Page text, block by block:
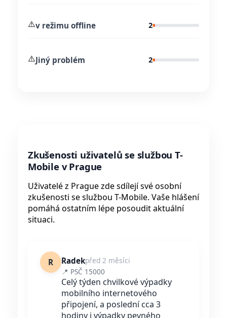
⚠️v režimu offline 2
⚠️Jiný problém 2
Zkušenosti uživatelů se službou T-
Mobile v Prague
Uživatelé z Prague zde sdílejí své osobní
zkušenosti se službou T-Mobile. Vaše hlášení
pomáhá ostatním lépe posoudit aktuální
situaci.
R Radekpřed 2 měsíci
📍 PSČ 15000
Celý týden chvilkové výpadky
mobilního internetového
připojení, a poslední cca 3
hodiny i výpadky pevného